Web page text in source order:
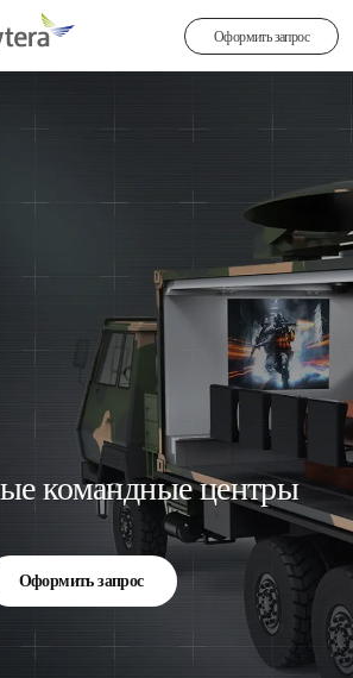
Оформить запрос
командные центры
Оформить запрос